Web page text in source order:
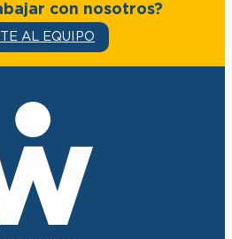
con nosotros?
AL EQUIPO